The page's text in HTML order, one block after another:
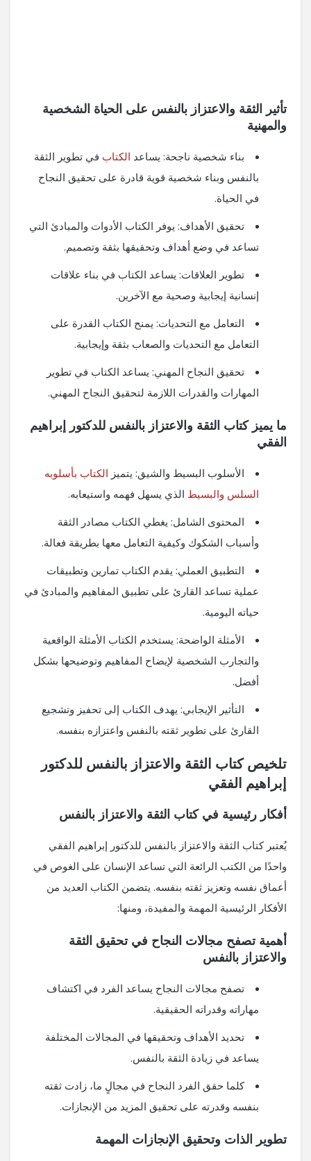
تأثير الثقة والاعتزاز بالنفس على الحياة الشخصية
والمهنية
بناء شخصية ناجحة: يساعد الكتاب في تطوير الثقة
بالنفس وبناء شخصية قوية قادرة على تحقيق النجاح
في الحياة.
تحقيق الأهداف: يوفر الكتاب الأدوات والمبادئ التي
تساعد في وضع أهداف وتحقيقها بثقة وتصميم.
تطوير العلاقات: يساعد الكتاب في بناء علاقات
إنسانية إيجابية وصحية مع الآخرين.
التعامل مع التحديات: يمنح الكتاب القدرة على
التعامل مع التحديات والصعاب بثقة وإيجابية.
تحقيق النجاح المهني: يساعد الكتاب في تطوير
المهارات والقدرات اللازمة لتحقيق النجاح المهني.
ما يميز كتاب الثقة والاعتزاز بالنفس للدكتور إبراهيم
الفقي
الأسلوب البسيط والشيق: يتميز الكتاب بأسلوبه
السلس والبسيط الذي يسهل فهمه واستيعابه.
المحتوى الشامل: يغطي الكتاب مصادر الثقة
وأسباب الشكوك وكيفية التعامل معها بطريقة فعالة.
التطبيق العملي: يقدم الكتاب تمارين وتطبيقات
عملية تساعد القارئ على تطبيق المفاهيم والمبادئ في
حياته اليومية.
الأمثلة الواضحة: يستخدم الكتاب الأمثلة الواقعية
والتجارب الشخصية لإيضاح المفاهيم وتوضيحها بشكل
أفضل.
التأثير الإيجابي: يهدف الكتاب إلى تحفيز وتشجيع
القارئ على تطوير ثقته بالنفس واعتزازه بنفسه.
تلخيص كتاب الثقة والاعتزاز بالنفس للدكتور
إبراهيم الفقي
أفكار رئيسية في كتاب الثقة والاعتزاز بالنفس
يُعتبر كتاب الثقة والاعتزاز بالنفس للدكتور إبراهيم الفقي
واحدًا من الكتب الرائعة التي تساعد الإنسان على الغوص في
أعماق نفسه وتعزيز ثقته بنفسه. يتضمن الكتاب العديد من
الأفكار الرئيسية المهمة والمفيدة، ومنها:
أهمية تصفح مجالات النجاح في تحقيق الثقة
والاعتزاز بالنفس
تصفح مجالات النجاح يساعد الفرد في اكتشاف
مهاراته وقدراته الحقيقية.
تحديد الأهداف وتحقيقها في المجالات المختلفة
يساعد في زيادة الثقة بالنفس.
كلما حقق الفرد النجاح في مجالٍ ما، زادت ثقته
بنفسه وقدرته على تحقيق المزيد من الإنجازات.
تطوير الذات وتحقيق الإنجازات المهمة